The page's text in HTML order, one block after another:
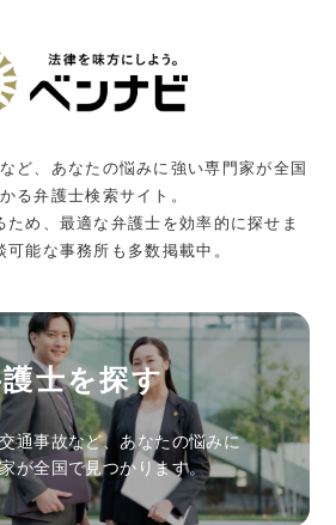
ど、あなたの悩みに強い専門家が全国
る弁護士検索サイト。
め、最適な弁護士を効率的に探せま
可能な事務所も多数掲載中。
士を探す
通事故など、あなたの悩みに
が全国で見つかります。